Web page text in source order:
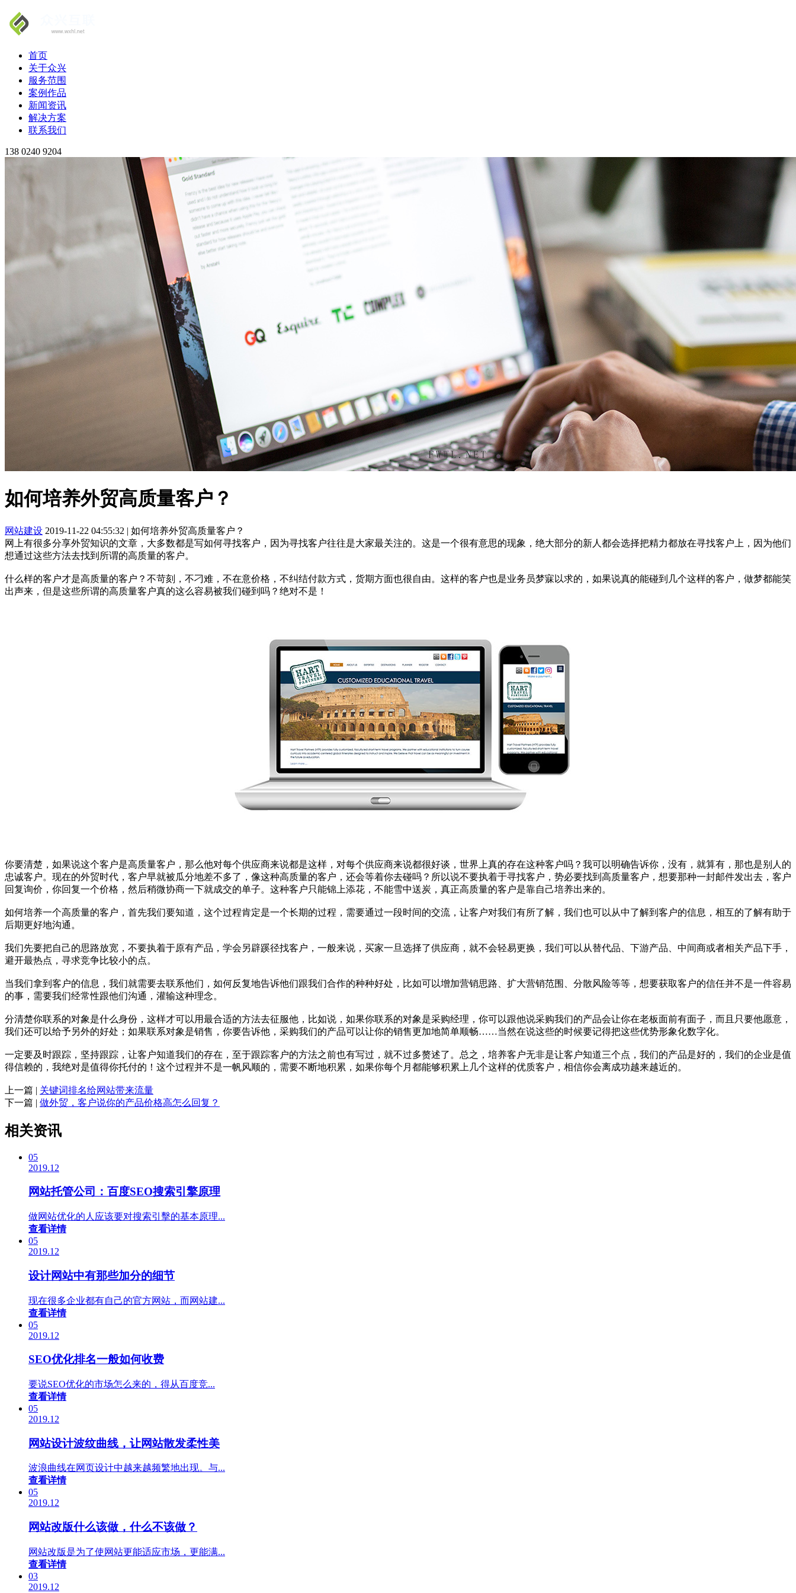
首页
关于众兴
服务范围
案例作品
新闻资讯
解决方案
联系我们
138 0240 9204
如何培养外贸高质量客户？
网站建设 2019-11-22 04:55:32 | 如何培养外贸高质量客户？
网上有很多分享外贸知识的文章，大多数都是写如何寻找客户，因为寻找客户往往是大家最关注的。这是一个很有意思的现象，绝大部分的新人都会选择把精力都放在寻找客户上，因为他们
想通过这些方法去找到所谓的高质量的客户。
什么样的客户才是高质量的客户？不苛刻，不刁难，不在意价格，不纠结付款方式，货期方面也很自由。这样的客户也是业务员梦寐以求的，如果说真的能碰到几个这样的客户，做梦都能笑
出声来，但是这些所谓的高质量客户真的这么容易被我们碰到吗？绝对不是！
你要清楚，如果说这个客户是高质量客户，那么他对每个供应商来说都是这样，对每个供应商来说都很好谈，世界上真的存在这种客户吗？我可以明确告诉你，没有，就算有，那也是别人的
忠诚客户。现在的外贸时代，客户早就被瓜分地差不多了，像这种高质量的客户，还会等着你去碰吗？所以说不要执着于寻找客户，势必要找到高质量客户，想要那种一封邮件发出去，客户
回复询价，你回复一个价格，然后稍微协商一下就成交的单子。这种客户只能锦上添花，不能雪中送炭，真正高质量的客户是靠自己培养出来的。
如何培养一个高质量的客户，首先我们要知道，这个过程肯定是一个长期的过程，需要通过一段时间的交流，让客户对我们有所了解，我们也可以从中了解到客户的信息，相互的了解有助于
后期更好地沟通。
我们先要把自己的思路放宽，不要执着于原有产品，学会另辟蹊径找客户，一般来说，买家一旦选择了供应商，就不会轻易更换，我们可以从替代品、下游产品、中间商或者相关产品下手，
避开最热点，寻求竞争比较小的点。
当我们拿到客户的信息，我们就需要去联系他们，如何反复地告诉他们跟我们合作的种种好处，比如可以增加营销思路、扩大营销范围、分散风险等等，想要获取客户的信任并不是一件容易
的事，需要我们经常性跟他们沟通，灌输这种理念。
分清楚你联系的对象是什么身份，这样才可以用最合适的方法去征服他，比如说，如果你联系的对象是采购经理，你可以跟他说采购我们的产品会让你在老板面前有面子，而且只要他愿意，
我们还可以给予另外的好处；如果联系对象是销售，你要告诉他，采购我们的产品可以让你的销售更加地简单顺畅……当然在说这些的时候要记得把这些优势形象化数字化。
一定要及时跟踪，坚持跟踪，让客户知道我们的存在，至于跟踪客户的方法之前也有写过，就不过多赘述了。总之，培养客户无非是让客户知道三个点，我们的产品是好的，我们的企业是值
得信赖的，我绝对是值得你托付的！这个过程并不是一帆风顺的，需要不断地积累，如果你每个月都能够积累上几个这样的优质客户，相信你会离成功越来越近的。
上一篇 | 关键词排名给网站带来流量
下一篇 | 做外贸，客户说你的产品价格高怎么回复？
相关资讯
05
2019.12
网站托管公司：百度SEO搜索引擎原理
做网站优化的人应该要对搜索引擊的基本原理...
查看详情
05
2019.12
设计网站中有那些加分的细节
现在很多企业都有自己的官方网站，而网站建...
查看详情
05
2019.12
SEO优化排名一般如何收费
要说SEO优化的市场怎么来的，得从百度竞...
查看详情
05
2019.12
网站设计波纹曲线，让网站散发柔性美
波浪曲线在网页设计中越来越频繁地出现。与...
查看详情
05
2019.12
网站改版什么该做，什么不该做？
网站改版是为了使网站更能适应市场，更能满...
查看详情
03
2019.12